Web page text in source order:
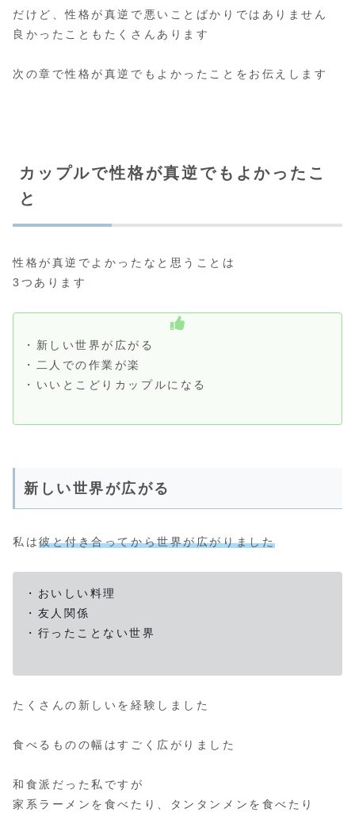
だけど、性格が真逆で悪いことばかりではありません
良かったこともたくさんあります
次の章で性格が真逆でもよかったことをお伝えします
カップルで性格が真逆でもよかったこ
と
性格が真逆でよかったなと思うことは
3つあります
・新しい世界が広がる
・二人での作業が楽
・いいとこどりカップルになる
新しい世界が広がる
私は彼と付き合ってから世界が広がりました
・おいしい料理
・友人関係
・行ったことない世界
たくさんの新しいを経験しました
食べるものの幅はすごく広がりました
和食派だった私ですが
家系ラーメンを食べたり、タンタンメンを食べたり